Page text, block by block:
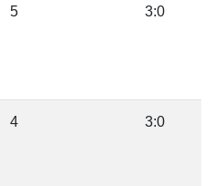
5 3:0
4 3:0